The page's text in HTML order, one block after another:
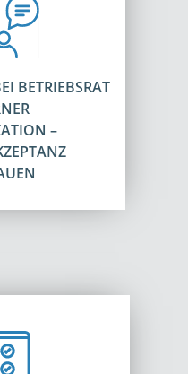
BETRIEBSRAT
–